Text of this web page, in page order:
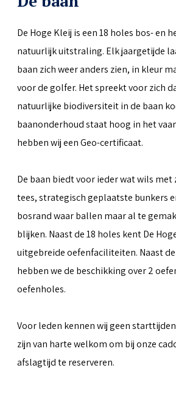
De Hoge Kleij is een 18 holes bos- en
natuurlijk uitstraling. Elk jaargetijde
baan zich weer anders zien, in kleur
voor de golfer. Het spreekt voor zich
natuurlijke biodiversiteit in de baan
baanonderhoud staat hoog in het
hebben wij een Geo-certificaat.
De baan biedt voor ieder wat wils met
tees, strategisch geplaatste bunkers
bosrand waar ballen maar al te
blijken. Naast de 18 holes kent De
uitgebreide oefenfaciliteiten. Naast
hebben we de beschikking over 2
oefenholes.
Voor leden kennen wij geen
zijn van harte welkom om bij onze
afslagtijd te reserveren.